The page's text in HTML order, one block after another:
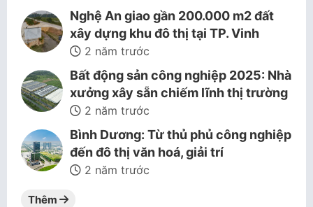
Nghệ An giao gần 200.000 m2 đất
xây dựng khu đô thị tại TP. Vinh
2 năm trước
Bất động sản công nghiệp 2025: Nhà
xưởng xây sẵn chiếm lĩnh thị trường
2 năm trước
Bình Dương: Từ thủ phủ công nghiệp
đến đô thị văn hoá, giải trí
2 năm trước
Thêm